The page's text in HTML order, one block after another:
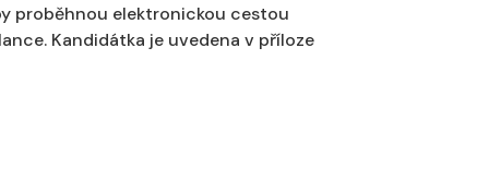
proběhnou elektronickou cestou
Kandidátka je uvedena v příloze